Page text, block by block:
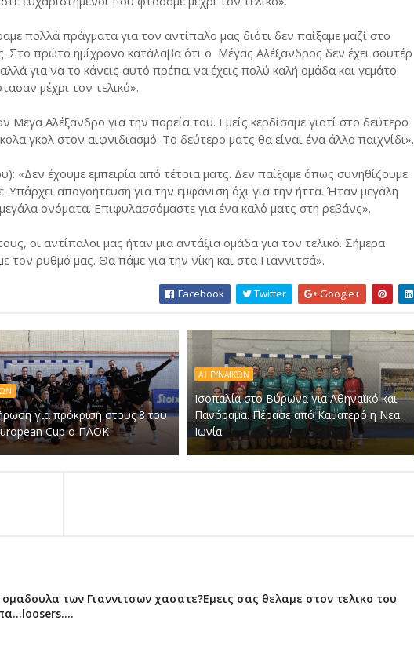
πολλά πράγματα για τον αντίπαλο μας διότι δεν παίξαμε μαζί στο
πρώτο ημίχρονο κατάλαβα ότι ο Μέγας Αλέξανδρος δεν έχει σουτέρ
για να το κάνεις αυτό πρέπει να έχεις πολύ καλή ομάδα και γεμάτο
μέχρι τον τελικό».
Αλέξανδρο για την πορεία του. Εμείς κερδίσαμε γιατί στο δεύτερο
γκολ στον αιφνιδιασμό. Το δεύτερο ματς θα είναι ένα άλλο παιχνίδι».
«Δεν έχουμε εμπειρία από τέτοια ματς. Δεν παίξαμε όπως συνηθίζουμε.
απογοήτευση για την εμφάνιση όχι για την ήττα. Ήταν μεγάλη
ονόματα. Επιφυλασσόμαστε για ένα καλό ματς στη ρεβάνς».
οι αντίπαλοι μας ήταν μια αντάξια ομάδα για τον τελικό. Σήμερα
ρυθμό μας. Θα πάμε για την νίκη και στα Γιαννιτσά».
Facebook Twitter Google+
για πρόκριση στους 8 του
Cup ο ΠΑΟΚ
Α1 ΓΥΝΑΙΚΏΝ
Ισοπαλία στο Βύρωνα για Αθηναϊκό και
Πανόραμα. Πέρασε από Καματερό η Νεα
Ιωνία.
των Γιαννιτσων χασατε?Εμεις σας θελαμε στον τελικο του